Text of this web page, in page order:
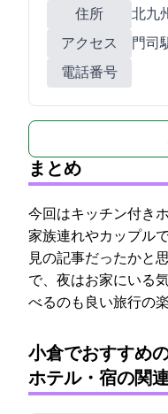
住所
北九
アクセス
門司
電話番号
まとめ
今回はキッチン付き
家族連れやカップル
見の記事だったかと
で、夜はお家にいる
べるのも良い旅行の
小倉でおすすめ
ホテル・宿の関